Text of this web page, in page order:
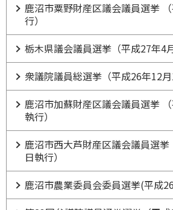
鹿沼市粟野財産区議会議員選挙
行）
栃木県議会議員選挙（平成27年4
衆議院議員総選挙（平成26年12月
鹿沼市加蘇財産区議会議員選挙
執行）
鹿沼市西大芦財産区議会議員選
日執行）
鹿沼市農業委員会委員選挙(平成